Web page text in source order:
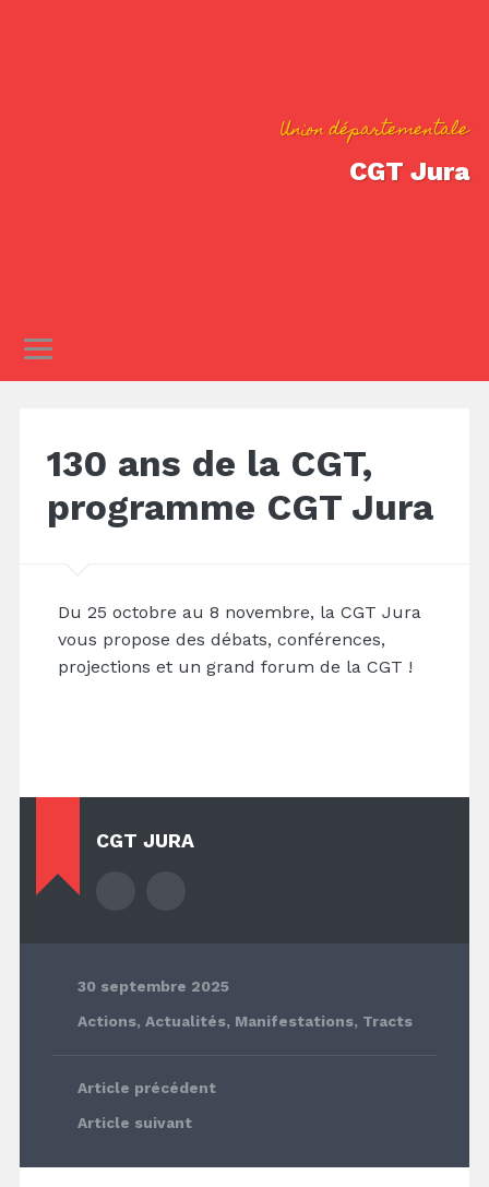
Union départementale
CGT Jura
130 ans de la CGT,
programme CGT Jura
Du 25 octobre au 8 novembre, la CGT Jura
vous propose des débats, conférences,
projections et un grand forum de la CGT !
CGT JURA
30 septembre 2025
Actions, Actualités, Manifestations, Tracts
Article précédent
Article suivant